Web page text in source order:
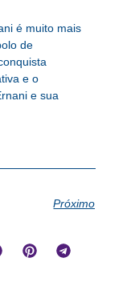
é muito mais
de
e o
e sua
Próximo